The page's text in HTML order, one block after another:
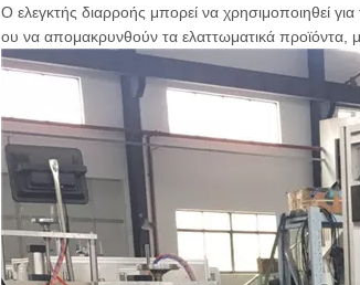
Ο ελεγκτής διαρροής μπορεί να χρησιμοποιηθεί
ου να απομακρυνθούν τα ελαττωματικά προϊόντα,